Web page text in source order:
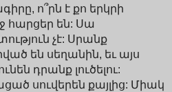
ո՞րն է քո երկրի
հարցեր են: Սա
չէ: Սրանք
են սեղանին, եւ այս
դրանք լուծելու:
սուվերեն քայլից: Միակ